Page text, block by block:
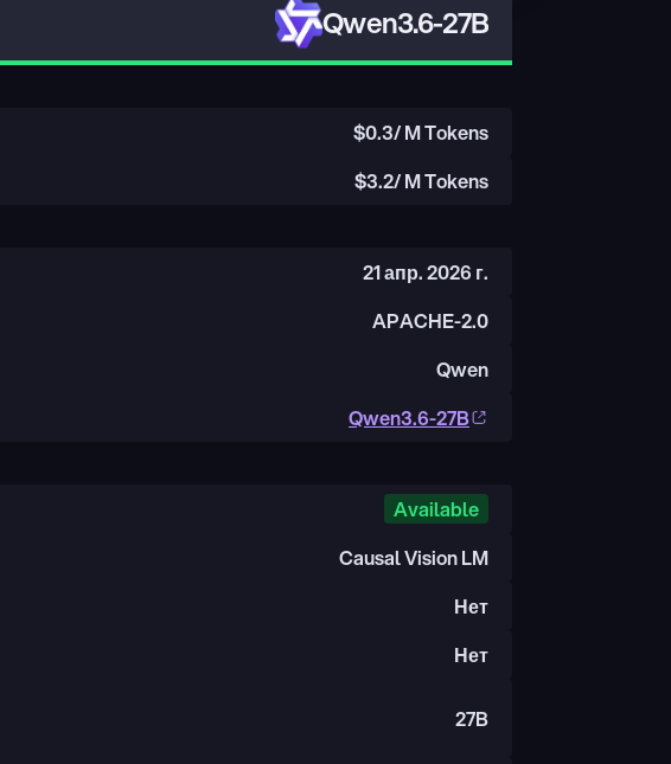
Qwen3.6-27B
$0.3/ M Tokens
$3.2/ M Tokens
21 апр. 2026 г.
APACHE-2.0
Qwen
Qwen3.6-27B
Available
Causal Vision LM
Нет
Нет
27B